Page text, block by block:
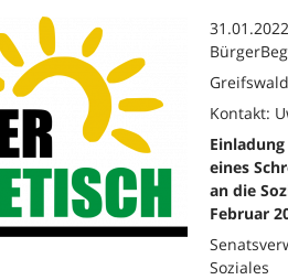
Kontakt:
eines
an die
Februar
Soziales